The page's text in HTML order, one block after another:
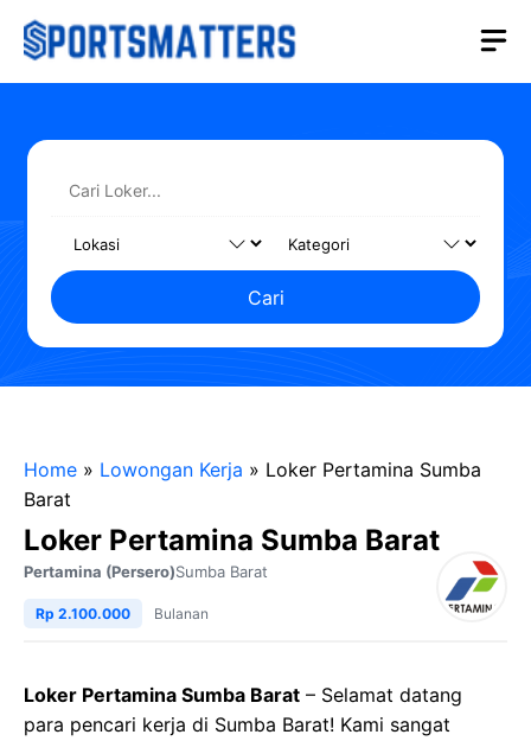
Langsung
Cari
Home » Lowongan Kerja » Loker Pertamina Sumba
Barat
Loker Pertamina Sumba Barat
Pertamina (Persero)Sumba Barat
Rp 2.100.000 Bulanan
Loker Pertamina Sumba Barat – Selamat datang
para pencari kerja di Sumba Barat! Kami sangat